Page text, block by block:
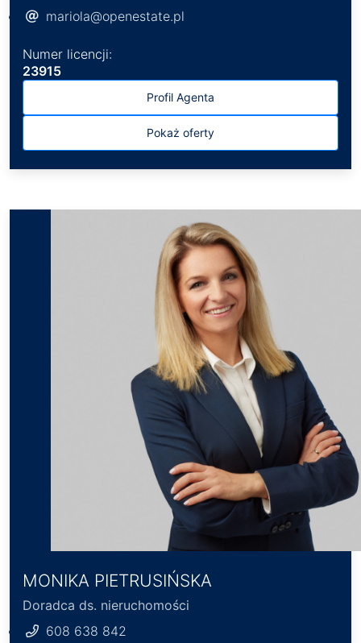
mariola@openestate.pl
Numer licencji:
23915
Profil Agenta
Pokaż oferty
MONIKA PIETRUSIŃSKA
Doradca ds. nieruchomości
608 638 842